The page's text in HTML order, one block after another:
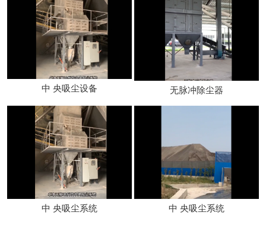
中 央吸尘设备 无脉冲除尘器
中 央吸尘系统 中 央吸尘系统